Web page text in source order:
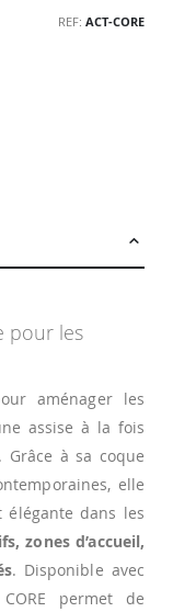
REF ACT-CORE
pour les
aménager les
assise à la fois
. Grâce à sa coque
elle
dans les
zones d’accueil,
. Disponible avec
permet de